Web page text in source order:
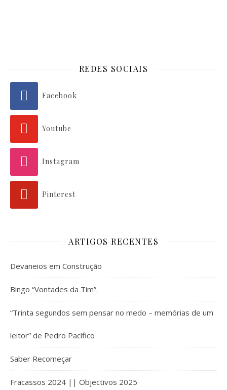
REDES SOCIAIS
Facebook
Youtube
Instagram
Pinterest
ARTIGOS RECENTES
Devaneios em Construção
Bingo “Vontades da Tim”.
“Trinta segundos sem pensar no medo – memórias de um
leitor” de Pedro Pacífico
Saber Recomeçar
Fracassos 2024 || Objectivos 2025